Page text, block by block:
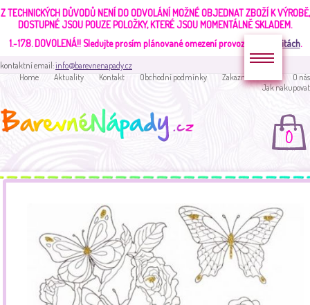
Z TECHNICKÝCH DŮVODŮ NENÍ DO ODVOLÁNÍ MOŽNÉ OBJEDNAT ZBOŽÍ K VÝROBĚ,
DOSTUPNÉ JSOU POUZE POLOŽKY, KTERÉ JSOU MOMENTÁLNĚ SKLADEM.
1.-17.8. DOVOLENÁ!!Sledujte prosím plánované omezení provozu v aktualitách.
kontaktní email:info@barevnenapady.cz
Home
Aktuality Kontakt Obchodní podmínky Zakaznická sekce
O nás
Jak nakupovat
0